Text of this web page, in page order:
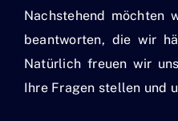
Nachstehend möchten
beantworten, die wir
Natürlich freuen wir
Ihre Fragen stellen und